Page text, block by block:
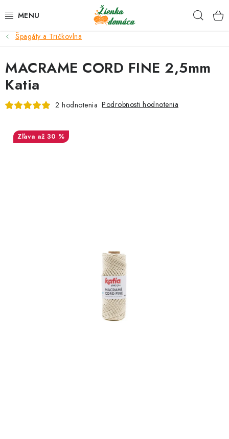
na
NOVINKY*
KLBKÁ
Špagáty a Tričkovlna
MACRAME CORD FINE 2,5mm
Katia
2 hodnotenia Podrobnosti hodnotenia
až 30 %